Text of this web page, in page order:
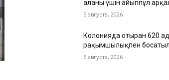
алғаны үшін айыппұл
5 августа, 2026
Колонияда отырған 620
рақымшылықпен
5 августа, 2026